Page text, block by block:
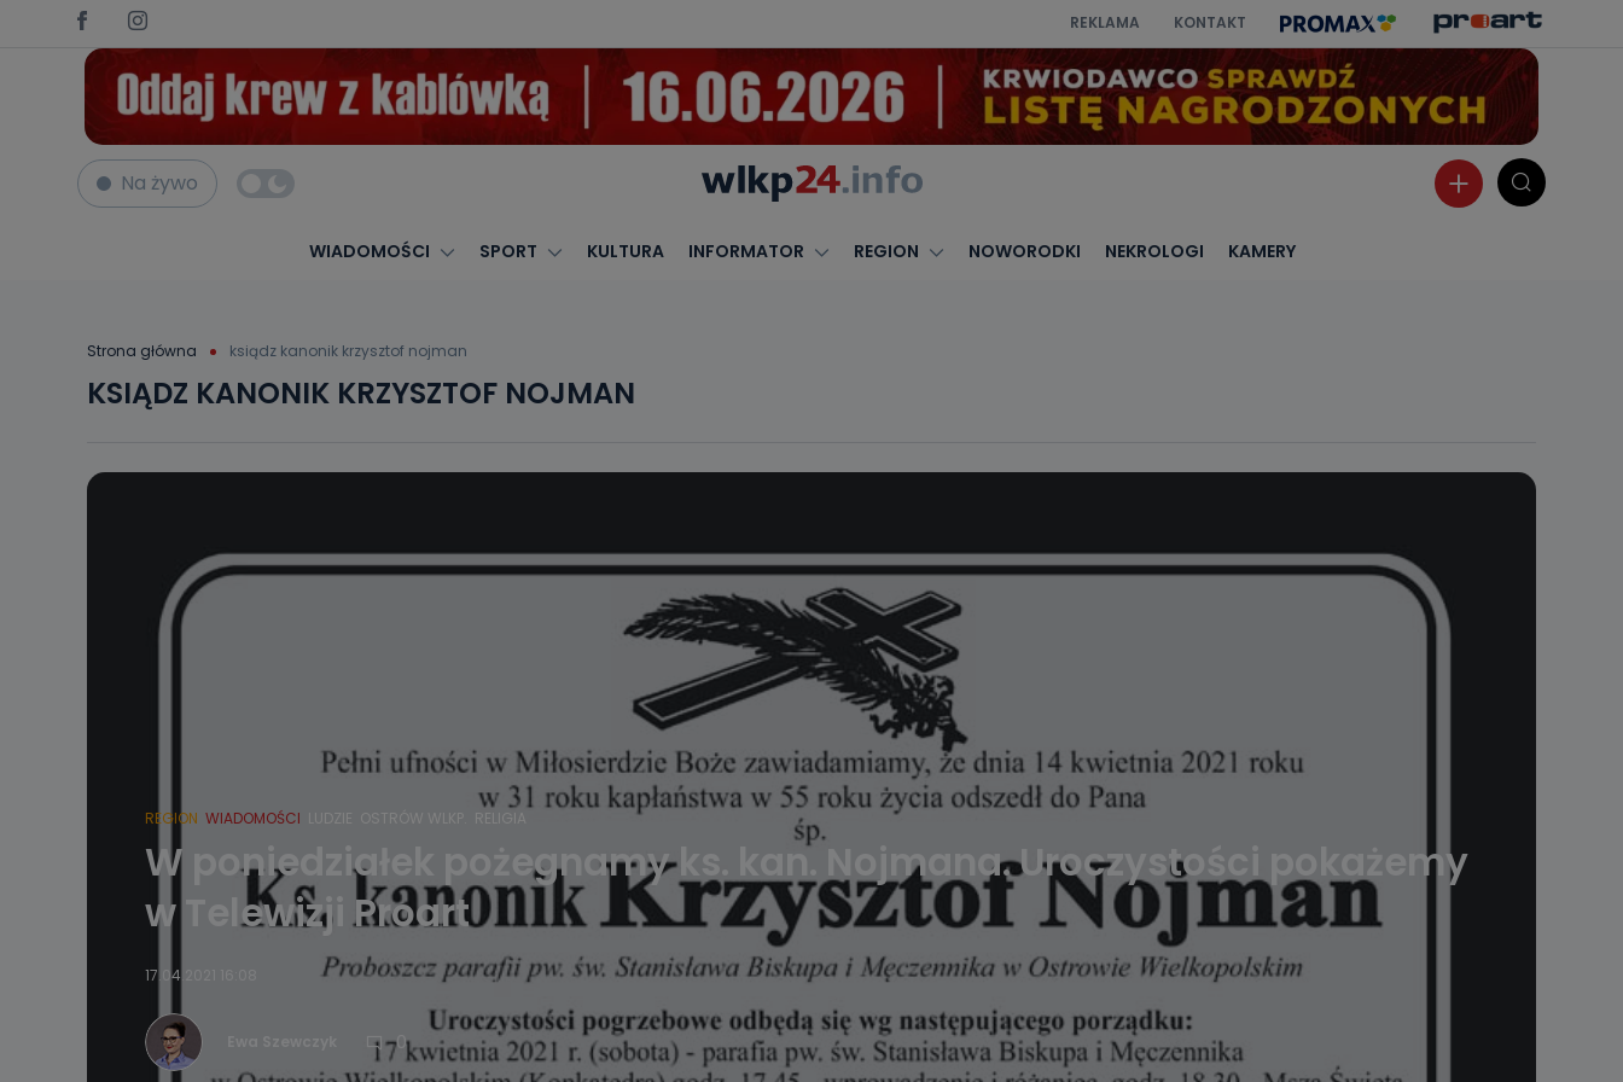
REKLAMA KONTAKT
Na żywo
WIADOMOŚCI SPORT KULTURA INFORMATOR REGION NOWORODKI NEKROLOGI KAMERY
Strona główna ksiądz kanonik krzysztof nojman
KSIĄDZ KANONIK KRZYSZTOF NOJMAN
REGION WIADOMOŚCI LUDZIE OSTRÓW WLKP. RELIGIA
W poniedziałek pożegnamy ks. kan. Nojmana. Uroczystości pokażemy
w Telewizji Proart
17.04.2021 16:08
0